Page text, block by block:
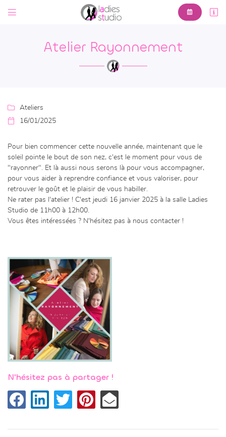

ACCUEIL
 
05 44 30 00 61
 Adresse email de réception
En cochant cette case, vous consentez à recevoir nos propositions commerciales à
l'adresse email indiqué ci-dessus. Vous pouvez vous désinscrire à tout moment en
utilisant le formulaire de désinscription.
Atelier Rayonnement

Ateliers

16/01/2025
Pour bien commencer cette nouvelle année, maintenant que le
soleil pointe le bout de son nez, c'est le moment pour vous de
"rayonner". Et là aussi nous serons là pour vous accompagner,
pour vous aider à reprendre confiance et vous valoriser, pour
retrouver le goût et le plaisir de vous habiller.
Ne rater pas l'atelier ! C'est jeudi 16 janvier 2025 à la salle Ladies
Studio de 11h00 à 12h00.
Vous êtes intéressées ? N'hésitez pas à nous contacter !
N'hésitez pas à partager !